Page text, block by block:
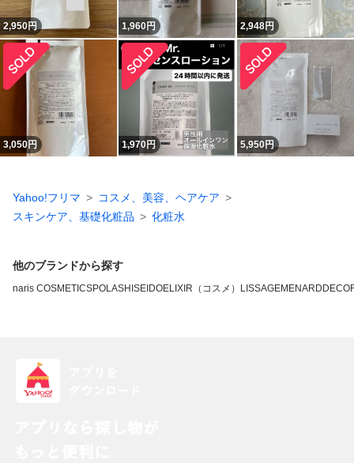
2,950円 1,960円 2,948円
3,050円 1,970円 5,950円
Yahoo!フリマ
コスメ、美容、ヘアケア
スキンケア、基礎化粧品
化粧水
他のブランドから探す
naris COSMETICSPOLASHISEIDOELIXIR（コスメ） LISSAGEMENARD